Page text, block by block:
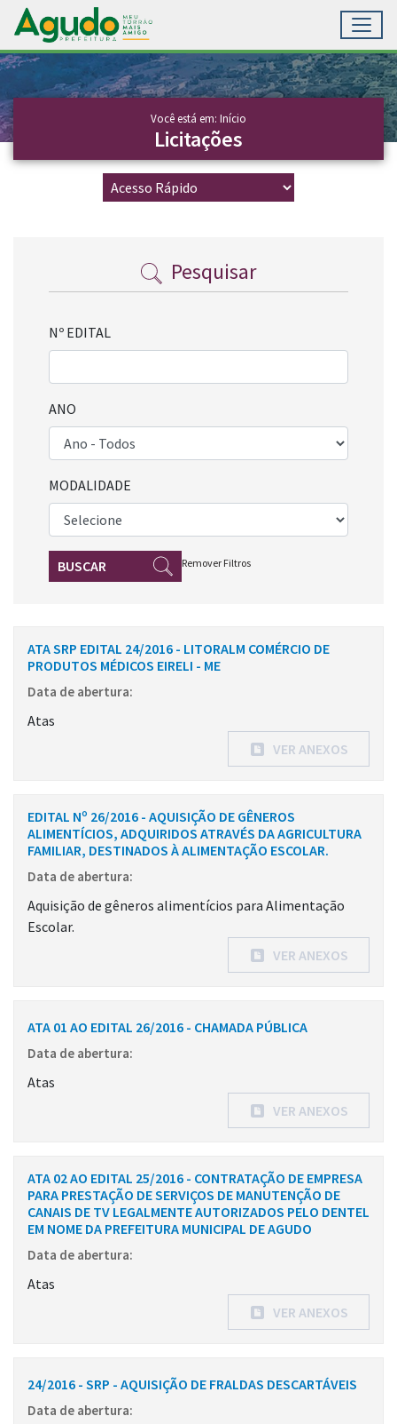
Ir para conteúdo principal
Conteúdo Principal
Você está em: Início
Licitações
Pesquisar
Nº EDITAL
ANO
MODALIDADE
BUSCAR Remover Filtros
ATA SRP EDITAL 24/2016 - LITORALM COMÉRCIO DE
PRODUTOS MÉDICOS EIRELI - ME
Data de abertura:
Atas
VER ANEXOS
EDITAL Nº 26/2016 - AQUISIÇÃO DE GÊNEROS
ALIMENTÍCIOS, ADQUIRIDOS ATRAVÉS DA AGRICULTURA
FAMILIAR, DESTINADOS À ALIMENTAÇÃO ESCOLAR.
Data de abertura:
Aquisição de gêneros alimentícios para Alimentação
Escolar.
VER ANEXOS
ATA 01 AO EDITAL 26/2016 - CHAMADA PÚBLICA
Data de abertura:
Atas
VER ANEXOS
ATA 02 AO EDITAL 25/2016 - CONTRATAÇÃO DE EMPRESA
PARA PRESTAÇÃO DE SERVIÇOS DE MANUTENÇÃO DE
CANAIS DE TV LEGALMENTE AUTORIZADOS PELO DENTEL
EM NOME DA PREFEITURA MUNICIPAL DE AGUDO
Data de abertura:
Atas
VER ANEXOS
24/2016 - SRP - AQUISIÇÃO DE FRALDAS DESCARTÁVEIS
Data de abertura: